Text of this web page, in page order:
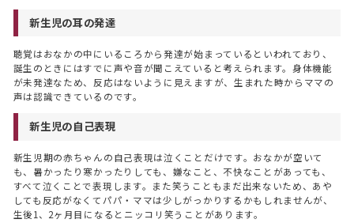
新生児の耳の発達
聴覚はおなかの中にいるころから発達が始まっているといわれており、
誕生のときにはすでに声や音が聞こえていると考えられます。身体機能
が未発達なため、反応はないように見えますが、生まれた時からママの
声は認識できているのです。
新生児の自己表現
新生児期の赤ちゃんの自己表現は泣くことだけです。おなかが空いて
も、暑かったり寒かったりしても、嫌なこと、不快なことがあっても、
すべて泣くことで表現します。また笑うこともまだ出来ないため、あや
しても反応がなくてパパ・ママは少しがっかりするかもしれませんが、
生後1、2ヶ月目になるとニッコリ笑うことがあります。